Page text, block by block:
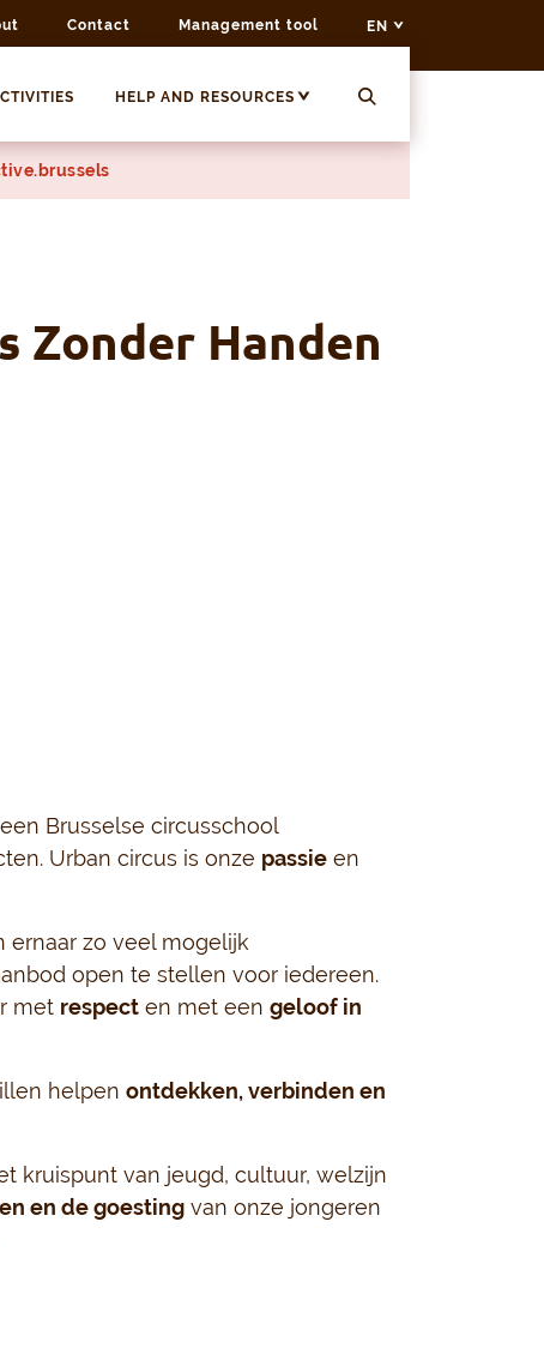
Contact Management tool EN
HELP AND RESOURCES
Zonder Handen
Brusselse circusschool
Urban circus is onze passie en
ernaar zo veel mogelijk
open te stellen voor iedereen.
met respect en met eengeloof in
helpenontdekken, verbinden en
kruispunt van jeugd, cultuur, welzijn
en de goesting van onze jongeren